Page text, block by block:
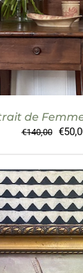
de
€140,00
Le
était :
€